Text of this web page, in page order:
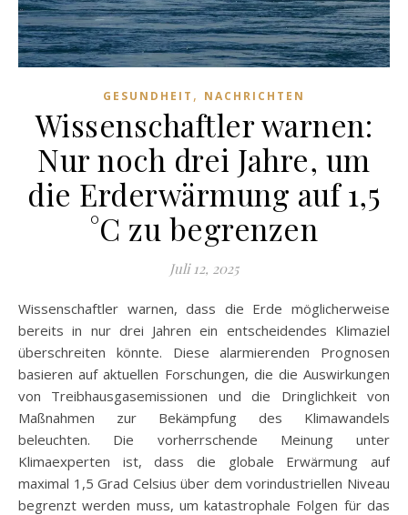
GESUNDHEIT , NACHRICHTEN
Wissenschaftler warnen:
Nur noch drei Jahre, um
die Erderwärmung auf 1,5
°C zu begrenzen
Juli 12, 2025
Wissenschaftler warnen, dass die Erde möglicherweise
bereits in nur drei Jahren ein entscheidendes Klimaziel
überschreiten könnte. Diese alarmierenden Prognosen
basieren auf aktuellen Forschungen, die die Auswirkungen
von Treibhausgasemissionen und die Dringlichkeit von
Maßnahmen zur Bekämpfung des Klimawandels
beleuchten. Die vorherrschende Meinung unter
Klimaexperten ist, dass die globale Erwärmung auf
maximal 1,5 Grad Celsius über dem vorindustriellen Niveau
begrenzt werden muss, um katastrophale Folgen für das